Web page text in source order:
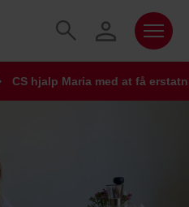
CS hjalp Maria med at få